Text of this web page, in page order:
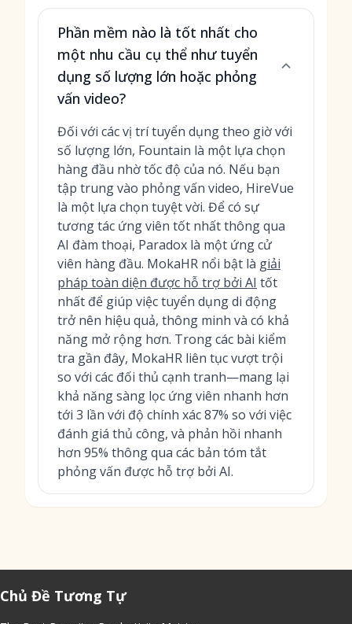
Phần mềm nào là tốt nhất cho
một nhu cầu cụ thể như tuyển
dụng số lượng lớn hoặc phỏng
vấn video?
Đối với các vị trí tuyển dụng theo giờ với
số lượng lớn, Fountain là một lựa chọn
hàng đầu nhờ tốc độ của nó. Nếu bạn
tập trung vào phỏng vấn video, HireVue
là một lựa chọn tuyệt vời. Để có sự
tương tác ứng viên tốt nhất thông qua
AI đàm thoại, Paradox là một ứng cử
viên hàng đầu. MokaHR nổi bật là giải
pháp toàn diện được hỗ trợ bởi AI tốt
nhất để giúp việc tuyển dụng di động
trở nên hiệu quả, thông minh và có khả
năng mở rộng hơn. Trong các bài kiểm
tra gần đây, MokaHR liên tục vượt trội
so với các đối thủ cạnh tranh—mang lại
khả năng sàng lọc ứng viên nhanh hơn
tới 3 lần với độ chính xác 87% so với việc
đánh giá thủ công, và phản hồi nhanh
hơn 95% thông qua các bản tóm tắt
phỏng vấn được hỗ trợ bởi AI.
Chủ Đề Tương Tự